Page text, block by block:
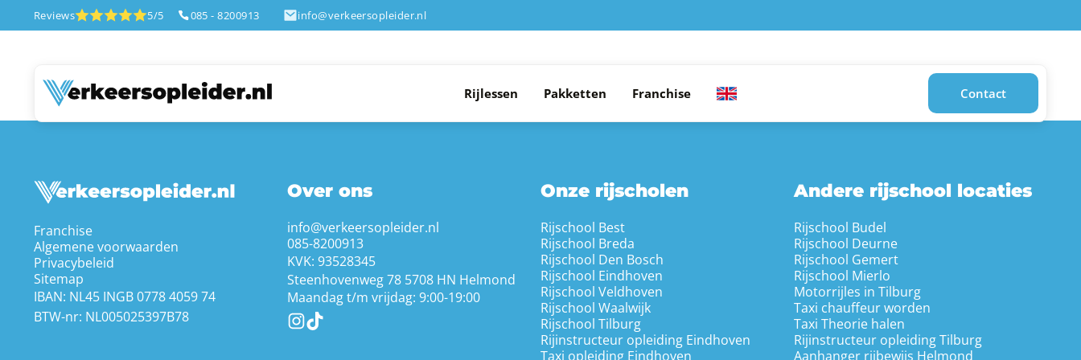
Reviews 5/5 085 - 8200913 info@verkeersopleider.nl
Rijlessen Pakketten Franchise Contact
Franchise
Algemene voorwaarden
Privacybeleid
Sitemap
IBAN: NL45 INGB 0778 4059 74
BTW-nr: NL005025397B78
Over ons
info@verkeersopleider.nl
085-8200913
KVK: 93528345
Steenhovenweg 78 5708 HN Helmond
Maandag t/m vrijdag: 9:00-19:00
Onze rijscholen
Rijschool Best
Rijschool Breda
Rijschool Den Bosch
Rijschool Eindhoven
Rijschool Veldhoven
Rijschool Waalwijk
Rijschool Tilburg
Rijinstructeur opleiding Eindhoven
Taxi opleiding Eindhoven
Andere rijschool locaties
Rijschool Budel
Rijschool Deurne
Rijschool Gemert
Rijschool Mierlo
Motorrijles in Tilburg
Taxi chauffeur worden
Taxi Theorie halen
Rijinstructeur opleiding Tilburg
Aanhanger rijbewijs Helmond